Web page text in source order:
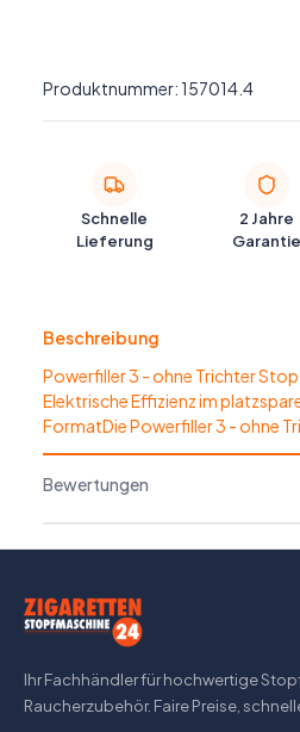
Produktnummer:157014.4
Schnelle
Lieferung
2 Jahre
Garantie
Beschreibung
Powerfiller 3 - ohne Trichter
Elektrische Effizienz im
FormatDie Powerfiller 3 - ohne
Bewertungen
Ihr Fachhändler für hochwertige
Raucherzubehör. Faire Preise,